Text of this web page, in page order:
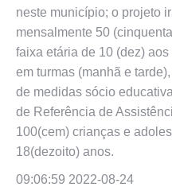
neste município; o projeto
mensalmente 50
faixa etária de 10 (dez)
em turmas (manhã e
de medidas sócio
de Referência de
100(cem) crianças e
18(dezoito) anos.
09:06:59 2022-08-24